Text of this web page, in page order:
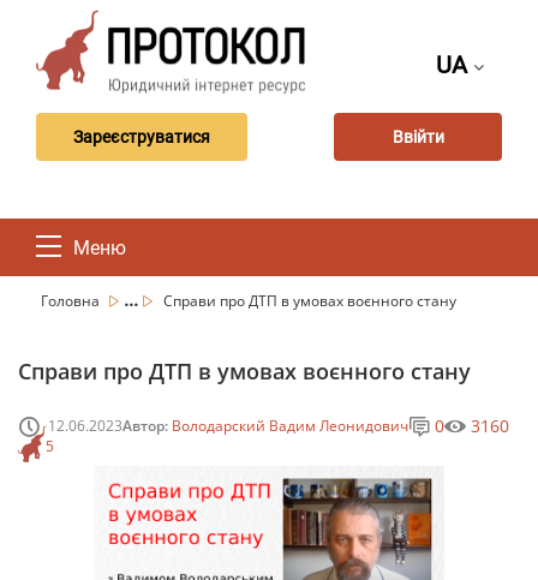
UA
Зареєструватися Ввійти
Меню
Головна ... Справи про ДТП в умовах воєнного стану
Справи про ДТП в умовах воєнного стану
12.06.2023Автор: Володарский Вадим Леонидович
5
0 3160